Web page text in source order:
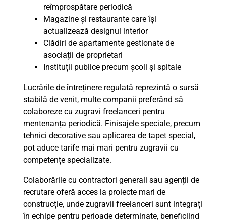
reîmprospătare periodică
Magazine și restaurante care își
actualizează designul interior
Clădiri de apartamente gestionate de
asociații de proprietari
Instituții publice precum școli și spitale
Lucrările de întreținere regulată reprezintă o sursă
stabilă de venit, multe companii preferând să
colaboreze cu zugravi freelanceri pentru
mentenanța periodică. Finisajele speciale, precum
tehnici decorative sau aplicarea de tapet special,
pot aduce tarife mai mari pentru zugravii cu
competențe specializate.
Colaborările cu contractori generali sau agenții de
recrutare oferă acces la proiecte mari de
construcție, unde zugravii freelanceri sunt integrați
în echipe pentru perioade determinate, beneficiind